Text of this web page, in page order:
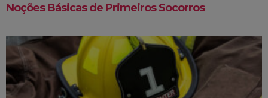
Noções Básicas de Primeiros Socorros